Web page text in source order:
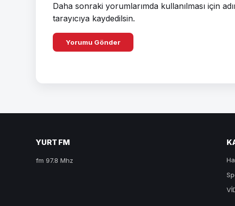
Daha sonraki yorumlarımda kullanılması için
tarayıcıya kaydedilsin.
YURT FM
fm 97.8 Mhz